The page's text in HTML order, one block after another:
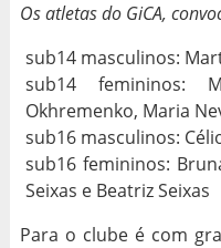
Os atletas do GiCA,
sub14 masculinos:
sub14 femininos:
Okhremenko, Maria
sub16 masculinos:
sub16 femininos:
Seixas e Beatriz Seixas
Para o clube é com